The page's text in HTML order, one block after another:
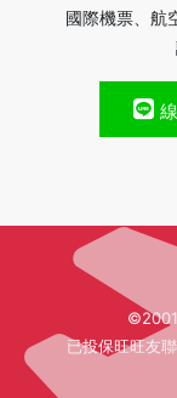
國際機票、航
已投保旺旺友